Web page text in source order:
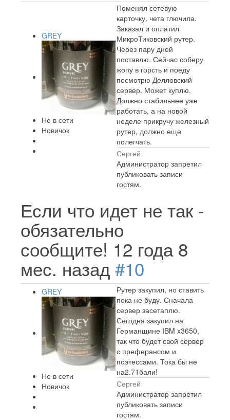
GREY
Не в сети
Новичок
Поменял сетевую
карточку, чета глючила.
Заказал и оплатил
МикроТиковский рутер.
Через пару дней
поставлю. Сейчас соберу
жопу в горсть и поеду
посмотрю Делловский
сервер. Может куплю.
Должно стабильнее уже
работать, а на новой
неделе прикручу железный
рутер, должно еще
полегчать.
Сергей
Администратор запретил
публиковать записи
гостям.
Если что идет не так -
обязательно
сообщите! 12 года 8
мес. назад #10
GREY
Не в сети
Новичок
Рутер закупил, но ставить
пока не буду. Сначала
сервер засетаплю.
Сегодня закупил на
Германщине IBM x3650,
так что будет свой сервер
с преферансом и
поэтессами. Тока бы не
на2.71бали!
Сергей
Администратор запретил
публиковать записи
гостям.